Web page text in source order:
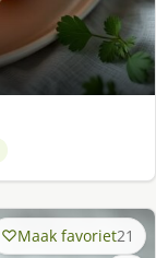
Maak favoriet21